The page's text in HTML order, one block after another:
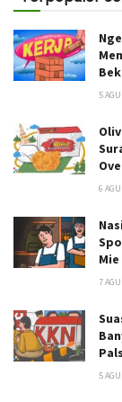
5
6
Mie
7
5